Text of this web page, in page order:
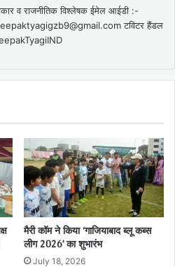
व राजनीतिक विश्लेषक ईमेल आईडी :-
टविटर हैंडल
मैरी कॉम ने किया ‘गाजियाबाद ब्लू कब्स
लीग 2026’ का शुभारंभ
July 18, 2026